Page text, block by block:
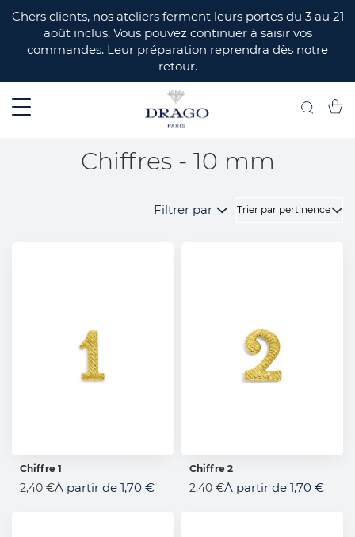
Chers clients, nos ateliers ferment leurs portes du 3 au 21
août inclus. Vous pouvez continuer à saisir vos
commandes. Leur préparation reprendra dès notre
retour.
Chiffres - 10 mm
Filtrer par
AJOUTER AU PANIER
Chiffre 1
2,40 €À partir de 1,70 €
AJOUTER AU PANIER
Chiffre 2
2,40 €À partir de 1,70 €